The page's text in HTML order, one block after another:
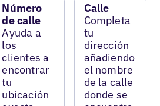
Número
de calle
Ayuda a
los
clientes a
encontrar
tu
ubicación
Calle
Completa
tu
dirección
añadiendo
el nombre
de la calle
donde se